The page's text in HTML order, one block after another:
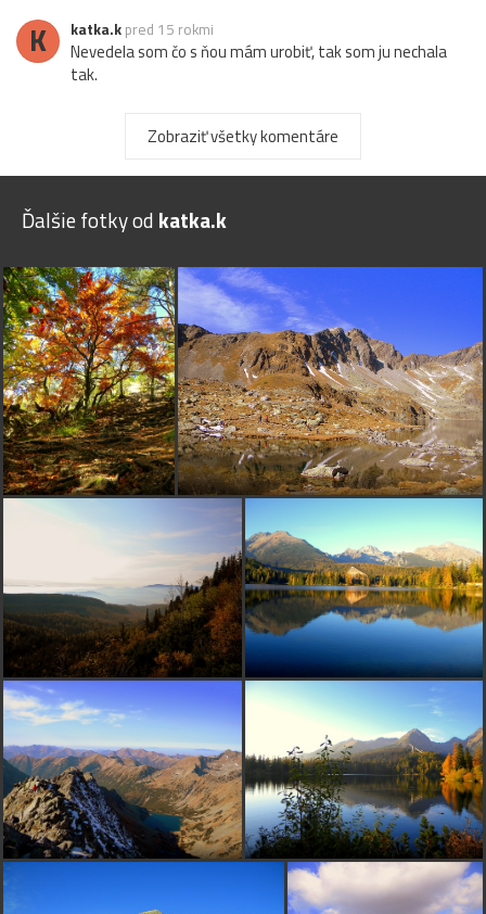
K katka.k pred 15 rokmi
Nevedela som čo s ňou mám urobiť, tak som ju nechala
tak.
Prekrásne, fakt tá obloha to ruší...
Dumbierikpred 15 rokmi
D ++++
beatapred 15 rokmi
pekneeee
luboshkopred 15 rokmi
krásne
podkroviepred 15 rokmi
obloha je trochu prepalena, ale velmi pekna odrazofka
Zobraziť všetky komentáre
Ďalšie fotky od katka.k